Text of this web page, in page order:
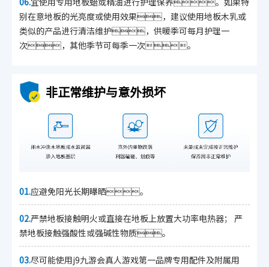
别在意地板的光亮度或使用效果，建议使用地板木乳或
类似的产品进行清洁维护，供暖季可每月护理一
次，其他季节可每季一次。
非正常维护与意外损坏
01.应避免阳光长期曝晒。
02.严禁地板接触明火或直接在地板上放置大功率电热器； 严
禁地板接触强酸性或强碱性物质。
03.尽可能使用j9九游会真人游戏第一品牌专用配件及附属用